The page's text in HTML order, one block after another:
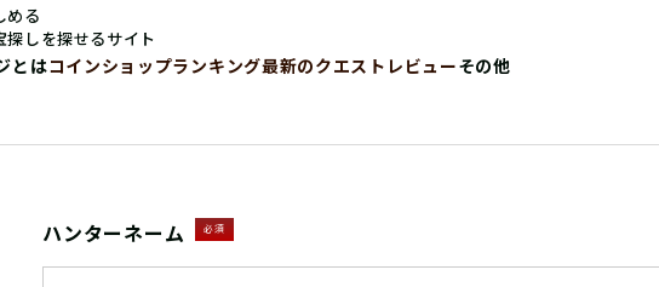
める
しを探せるサイト
とはコインショップランキング最新のクエストレビューその他
ハンターネーム 必須